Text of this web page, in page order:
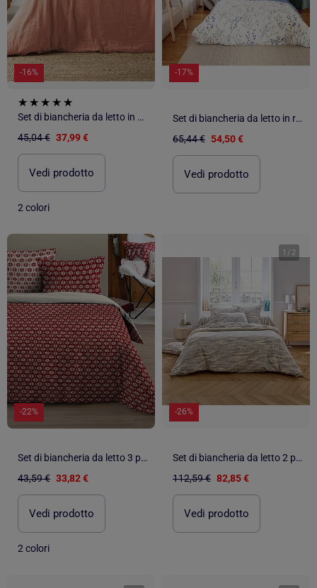
-16%
Set di biancheria da letto in garza di cotone
45,04 € 37,99 €
Vedi prodotto
2 colori
-17%
Set di biancheria da letto in raso di cotone dal tocco primaverile
65,44 € 54,50 €
Vedi prodotto
1/1
-22%
Set di biancheria da letto 3 pezzi in cotone stile chalet
43,59 € 33,82 €
Vedi prodotto
2 colori
1 / 2
-26%
Set di biancheria da letto 2 pezzi in cotone con motivo ondulato + fodera per cuscino
112,59 € 82,85 €
Vedi prodotto